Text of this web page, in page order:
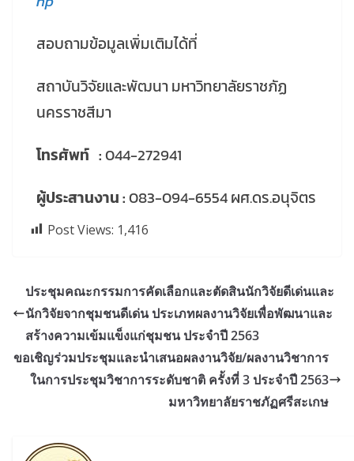
สอบถามข้อมูลเพิ่มเติมได้ที่
สถาบันวิจัยและพัฒนา มหาวิทยาลัยราชภัฏ
นครราชสีมา
โทรศัพท์ :044-272941
ผู้ประสานงาน :083-094-6554 ผศ.ดร.อนุจิตร
Post Views: 1,416
ประชุมคณะกรรมการคัดเลือกและตัดสินนักวิจัยดีเด่นและ
นักวิจัยจากชุมชนดีเด่น ประเภทผลงานวิจัยเพื่อพัฒนาและ
สร้างความเข้มแข็งแก่ชุมชน ประจำปี 2563
ขอเชิญร่วมประชุมและนำเสนอผลงานวิจัย/ผลงานวิชาการ
ในการประชุมวิชาการระดับชาติ ครั้งที่ 3 ประจำปี 2563
มหาวิทยาลัยราชภัฏศรีสะเกษ